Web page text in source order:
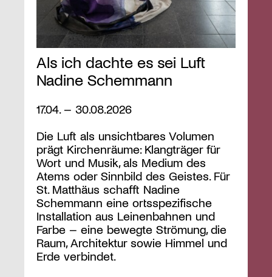
Als ich dachte es sei Luft
Nadine Schemmann
17.04. – 30.08.2026
Die Luft als unsichtbares Volumen
prägt Kirchenräume: Klangträger für
Wort und Musik, als Medium des
Atems oder Sinnbild des Geistes. Für
St. Matthäus schafft Nadine
Schemmann eine ortsspezifische
Installation aus Leinenbahnen und
Farbe – eine bewegte Strömung, die
Raum, Architektur sowie Himmel und
Erde verbindet.